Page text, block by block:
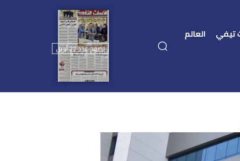
تيفي
العالم
تصفح عدد 22 أبريل